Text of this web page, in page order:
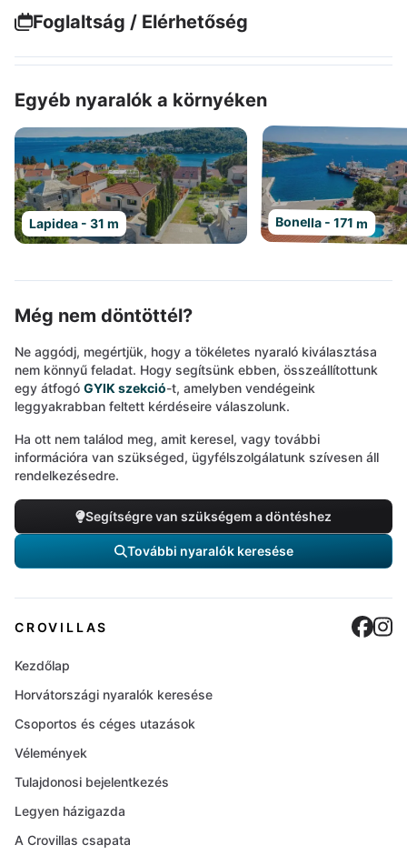
Foglaltság / Elérhetőség
Egyéb nyaralók a környéken
Lapidea - 31 m Bonella - 171 m
Még nem döntöttél?
Ne aggódj, megértjük, hogy a tökéletes nyaraló kiválasztása
nem könnyű feladat. Hogy segítsünk ebben, összeállítottunk
egy átfogó GYIK szekció-t, amelyben vendégeink
leggyakrabban feltett kérdéseire válaszolunk.
Ha ott nem találod meg, amit keresel, vagy további
információra van szükséged, ügyfélszolgálatunk szívesen áll
rendelkezésedre.
Segítségre van szükségem a döntéshez
További nyaralók keresése
CROVILLAS
Kezdőlap
Horvátországi nyaralók keresése
Csoportos és céges utazások
Vélemények
Tulajdonosi bejelentkezés
Legyen házigazda
A Crovillas csapata